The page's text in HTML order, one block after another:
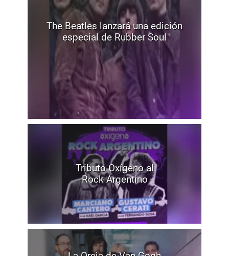
The Beatles lanzará una edición
especial de Rubber Soul
Tributo Oxígeno al
Rock Argentino